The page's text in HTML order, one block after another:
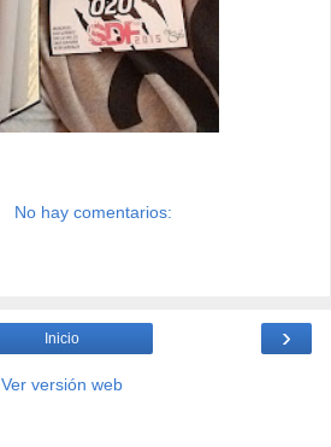
No hay comentarios:
›
Inicio
Ver versión web